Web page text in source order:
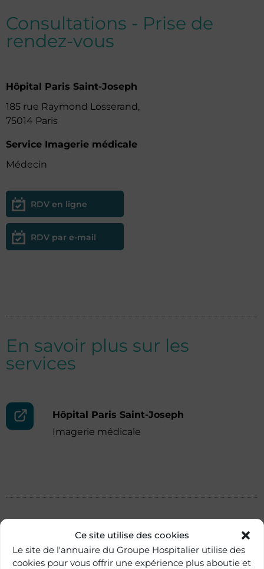
Ce site utilise des cookies
Le site de l'annuaire du Groupe Hospitalier utilise des
cookies pour vous offrir une expérience plus aboutie et
Consultations - Prise de
rendez-vous
Hôpital Paris Saint-Joseph
185 rue Raymond Losserand,
75014 Paris
Service Imagerie médicale
Médecin
RDV en ligne
RDV par e-mail
En savoir plus sur les
services
Hôpital Paris Saint-Joseph
Imagerie médicale